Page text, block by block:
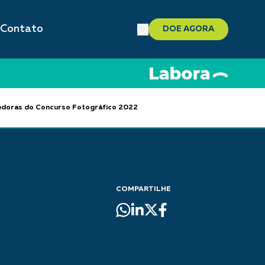
Contato DOE AGORA
do Concurso Fotográfico 2022
COMPARTILHE